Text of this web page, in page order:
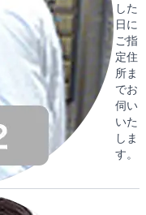
した
日に
ご指
定住
所ま
でお
伺い
いた
しま
す。